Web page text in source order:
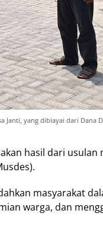
yang dibiayai dari Dana
hasil dari usulan
masyarakat
warga, dan